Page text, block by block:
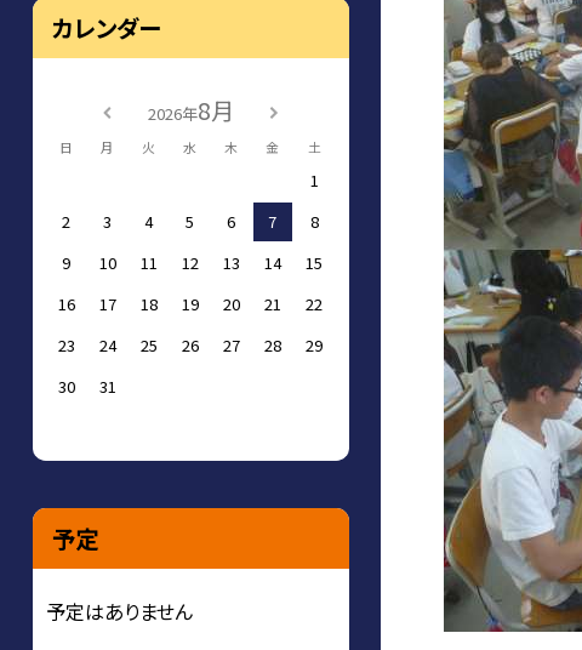
カレンダー
2026年8月
日 月 火 水 木 金 土
1
2
3 4 5 6 7
8
9
10 11 12 13 14
15
16
17 18 19 20 21
22
23
24 25 26 27 28
29
30
31
予定
予定はありません